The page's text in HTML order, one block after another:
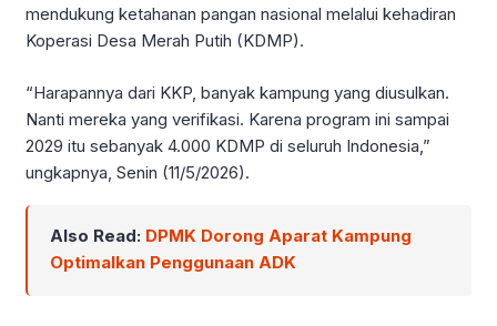
mendukung ketahanan pangan nasional melalui kehadiran
Koperasi Desa Merah Putih (KDMP).
“Harapannya dari KKP, banyak kampung yang diusulkan.
Nanti mereka yang verifikasi. Karena program ini sampai
2029 itu sebanyak 4.000 KDMP di seluruh Indonesia,”
ungkapnya, Senin (11/5/2026).
Also Read: DPMK Dorong Aparat Kampung
Optimalkan Penggunaan ADK